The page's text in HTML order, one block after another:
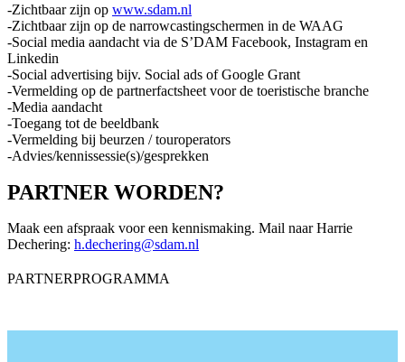
-Zichtbaar zijn op www.sdam.nl
-Zichtbaar zijn op de narrowcastingschermen in de WAAG
-Social media aandacht via de S’DAM Facebook, Instagram en
Linkedin
-Social advertising bijv. Social ads of Google Grant
-Vermelding op de partnerfactsheet voor de toeristische branche
-Media aandacht
-Toegang tot de beeldbank
-Vermelding bij beurzen / touroperators
-Advies/kennissessie(s)/gesprekken
PARTNER WORDEN?
Maak een afspraak voor een kennismaking. Mail naar Harrie
Dechering: h.dechering@sdam.nl
PARTNERPROGRAMMA